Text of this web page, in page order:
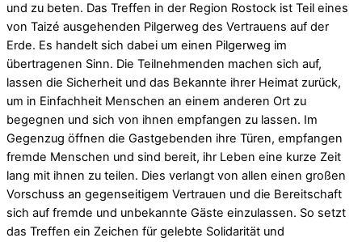
und zu beten. Das Treffen in der Region Rostock ist Teil eines
von Taizé ausgehenden Pilgerweg des Vertrauens auf der
Erde. Es handelt sich dabei um einen Pilgerweg im
übertragenen Sinn. Die Teilnehmenden machen sich auf,
lassen die Sicherheit und das Bekannte ihrer Heimat zurück,
um in Einfachheit Menschen an einem anderen Ort zu
begegnen und sich von ihnen empfangen zu lassen. Im
Gegenzug öffnen die Gastgebenden ihre Türen, empfangen
fremde Menschen und sind bereit, ihr Leben eine kurze Zeit
lang mit ihnen zu teilen. Dies verlangt von allen einen großen
Vorschuss an gegenseitigem Vertrauen und die Bereitschaft
sich auf fremde und unbekannte Gäste einzulassen. So setzt
das Treffen ein Zeichen für gelebte Solidarität und